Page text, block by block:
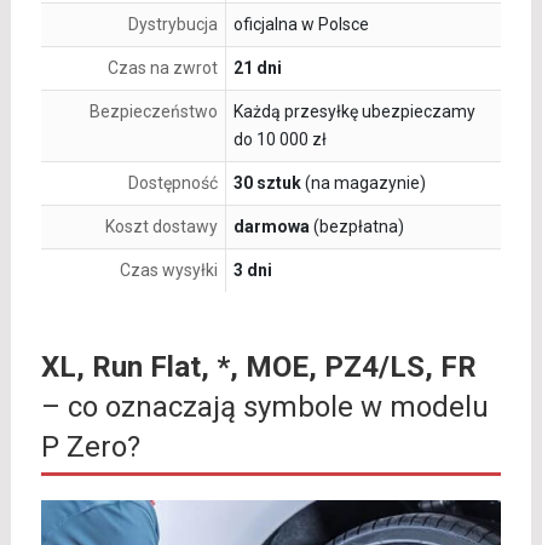
Dystrybucja oficjalna w Polsce
Czas na zwrot 21 dni
Bezpieczeństwo
Każdą przesyłkę ubezpieczamy
do 10 000 zł
Dostępność 30 sztuk(na magazynie)
Koszt dostawy darmowa (bezpłatna)
Czas wysyłki 3 dni
XL, Run Flat, *, MOE, PZ4/LS, FR
– co oznaczają symbole w modelu
P Zero?